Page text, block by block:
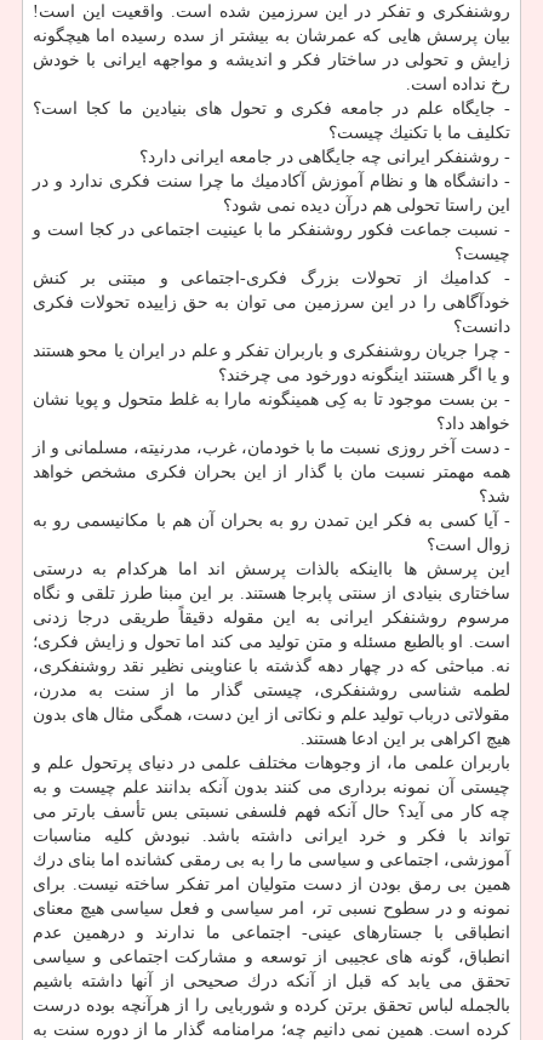
روشنفكری و تفكر در این سرزمین شده است. واقعیت این است!
بیان پرسش هایی كه عمرشان به بیشتر از سده رسیده اما هیچگونه
زایش و تحولی در ساختار فكر و اندیشه و مواجهه ایرانی با خودش
رخ نداده است.
- جایگاه علم در جامعه فكری و تحول های بنیادین ما كجا است؟
تكلیف ما با تكنیك چیست؟
- روشنفكر ایرانی چه جایگاهی در جامعه ایرانی دارد؟
- دانشگاه ها و نظام آموزش آكادمیك ما چرا سنت فكری ندارد و در
این راستا تحولی هم درآن دیده نمی شود؟
- نسبت جماعت فكور روشنفكر ما با عینیت اجتماعی در كجا است و
چیست؟
- كدامیك از تحولات بزرگ فكری-اجتماعی و مبتنی بر كنش
خودآگاهی را در این سرزمین می توان به حق زاییده تحولات فكری
دانست؟
- چرا جریان روشنفكری و باربران تفكر و علم در ایران یا محو هستند
و یا اگر هستند اینگونه دورخود می چرخند؟
- بن بست موجود تا به كِی همینگونه مارا به غلط متحول و پویا نشان
خواهد داد؟
- دست آخر روزی نسبت ما با خودمان، غرب، مدرنیته، مسلمانی و از
همه مهمتر نسبت مان با گذار از این بحران فكری مشخص خواهد
شد؟
- آیا كسی به فكر این تمدن رو به بحران آن هم با مكانیسمی رو به
زوال است؟
این پرسش ها بااینكه بالذات پرسش اند اما هركدام به درستی
ساختاری بنیادی از سنتی پابرجا هستند. بر این مبنا طرز تلقی و نگاه
مرسوم روشنفكر ایرانی به این مقوله دقیقاً طریقی درجا زدنی
است. او بالطبع مسئله و متن تولید می كند اما تحول و زایش فكری؛
نه. مباحثی كه در چهار دهه گذشته با عناوینی نظیر نقد روشنفكری،
لطمه شناسی روشنفكری، چیستی گذار ما از سنت به مدرن،
مقولاتی درباب تولید علم و نكاتی از این دست، همگی مثال های بدون
هیچ اكراهی بر این ادعا هستند.
باربران علمی ما، از وجوهات مختلف علمی در دنیای پرتحول علم و
چیستی آن نمونه برداری می كنند بدون آنكه بدانند علم چیست و به
چه كار می آید؟ حال آنكه فهم فلسفی نسبتی بس تأسف بارتر می
تواند با فكر و خرد ایرانی داشته باشد. نبودش كلیه مناسبات
آموزشی، اجتماعی و سیاسی ما را به بی رمقی كشانده اما بنای درك
همین بی رمق بودن از دست متولیان امر تفكر ساخته نیست. برای
نمونه و در سطوح نسبی تر، امر سیاسی و فعل سیاسی هیچ معنای
انطباقی با جستارهای عینی- اجتماعی ما ندارند و درهمین عدم
انطباق، گونه های عجیبی از توسعه و مشاركت اجتماعی و سیاسی
تحقق می یابد كه قبل از آنكه درك صحیحی از آنها داشته باشیم
بالجمله لباس تحقق برتن كرده و شوربایی را از هرآنچه بوده درست
كرده است. همین نمی دانیم چه؛ مرامنامه گذار ما از دوره سنت به